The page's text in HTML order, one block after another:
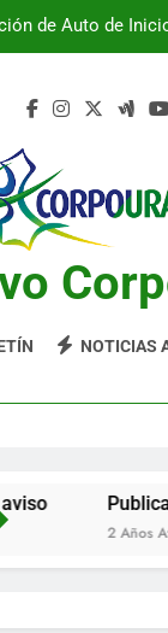
de Auto de
de Auto de
de Auto de
NOTICIAS
2 Años Atrás